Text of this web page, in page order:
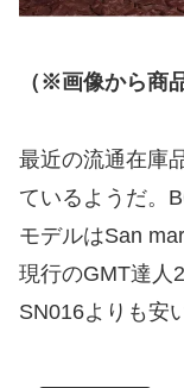
（※画像から商
最近の流通在庫
ているようだ。
モデルはSan
現行のGMT達人
SN016よりも安